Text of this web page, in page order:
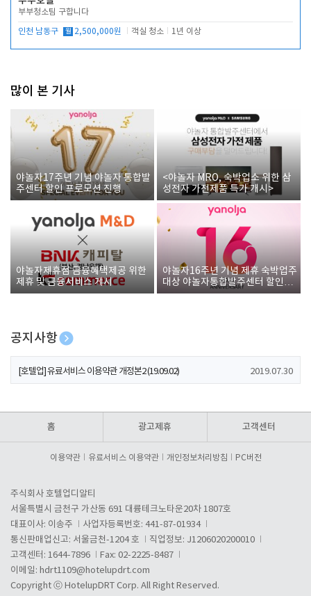
부부청소팀 구합니다
인천 남동구 월 2,500,000원 객실 청소 1년 이상
많이 본 기사
야놀자17주년 기념 야놀자 통합발
주센터 할인 프로모션 진행
<야놀자 MRO, 숙박업소 위한 삼
성전자 가전제품 특가 개시>
야놀자제휴점 금융혜택제공 위한
제휴 및 금융서비스 게시
야놀자16주년 기념 제휴 숙박업주
대상 야놀자통합발주센터 할인쿠
폰 증정
공지사항
[호텔업] 개인정보 처리방침 개정본1 (19.09.02)
[호텔업] 유료서비스 이용약관 개정본2 (19.09.02) 2019.07.30
홈 광고제휴 고객센터
이용약관 유료서비스 이용약관 개인정보처리방침 PC버전
주식회사 호텔업디알티
서울특별시 금천구 가산동 691 대륭테크노타운20차 1807호
대표이사: 이송주
사업자등록번호: 441-87-01934
통신판매업신고: 서울금천-1204 호
직업정보: J1206020200010
고객센터: 1644-7896
Fax: 02-2225-8487
이메일: hdrt1109@hotelupdrt.com
Copyright ⓒ HotelupDRT Corp. All Right Reserved.